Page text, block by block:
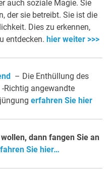
auch soziale Magie. Sie
der sie betreibt. Sie ist die
Dies zu erkennen,
entdecken.hier weiter >>>
– Die Enthüllung des
Richtig angewandte
erfahren Sie hier
dann fangen Sie an
Sie hier…